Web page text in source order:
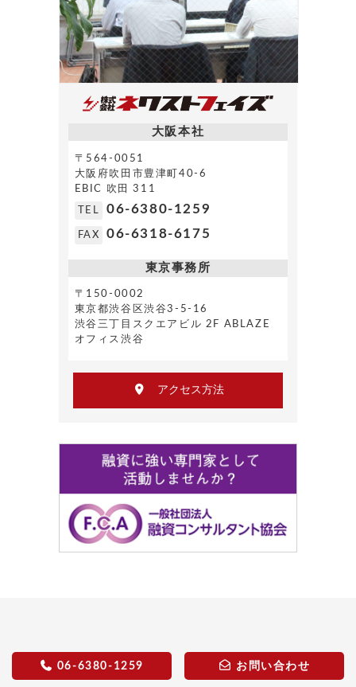
大阪本社
〒564-0051
大阪府吹田市豊津町40-6
EBIC 吹田 311
TEL 06-6380-1259
FAX 06-6318-6175
東京事務所
〒150-0002
東京都渋谷区渋谷3-5-16
渋谷三丁目スクエアビル 2F ABLAZE
オフィス渋谷
アクセス方法
06-6380-1259 お問い合わせ